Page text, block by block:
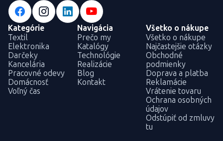
Kategórie
Textil
Elektronika
Darčeky
Kancelária
Pracovné odevy
Domácnosť
Voľný čas
Navigácia
Prečo my
Katalógy
Technológie
Realizácie
Blog
Kontakt
Všetko o nákupe
Všetko o nákupe
Najčastejšie otázky
Obchodné
podmienky
Doprava a platba
Reklamácie
Vrátenie tovaru
Ochrana osobných
údajov
Odstúpiť od zmluvy
tu